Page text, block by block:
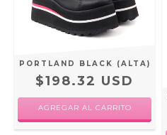
PORTLAND BLACK (ALTA)
$198.32 USD
AGREGAR AL CARRITO